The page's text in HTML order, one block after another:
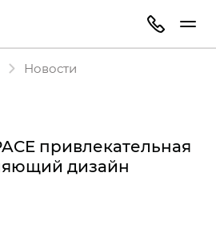
Новости
привлекательная
дизайн